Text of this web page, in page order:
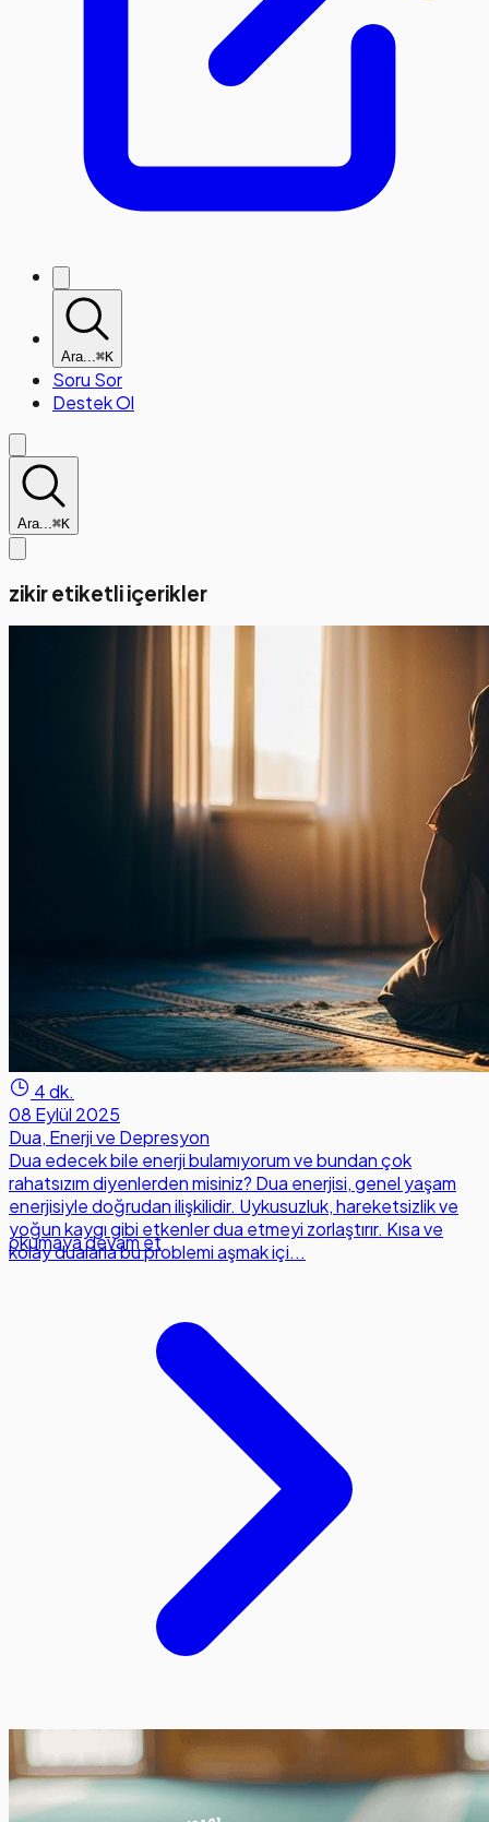
Ara...⌘K
Soru Sor
Destek Ol
Ara...⌘K
zikir etiketli içerikler
4 dk.
08 Eylül 2025
Dua, Enerji ve Depresyon
Dua edecek bile enerji bulamıyorum ve bundan çok
rahatsızım diyenlerden misiniz? Dua enerjisi, genel yaşam
enerjisiyle doğrudan ilişkilidir. Uykusuzluk, hareketsizlik ve
yoğun kaygı gibi etkenler dua etmeyi zorlaştırır. Kısa ve
kolay dualarla bu problemi aşmak içi...
okumaya devam et